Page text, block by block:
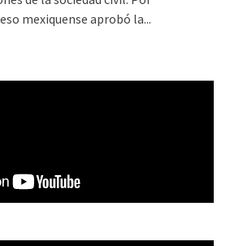
mexiquense aprobó la...